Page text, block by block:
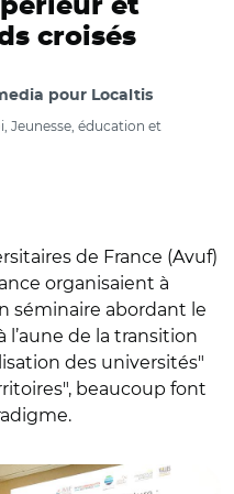
et
croisés
pour Localtis
Jeunesse, éducation et
de France (Avuf)
organisaient à
séminaire abordant le
de la transition
des universités"
beaucoup font
Clément Henin,
Guillaume Gelle